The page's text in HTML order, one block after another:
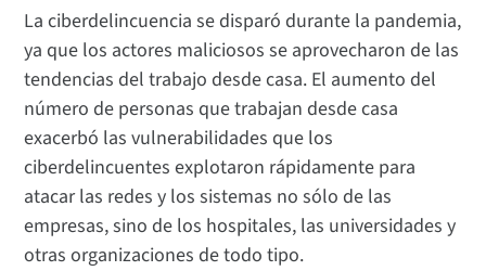
La ciberdelincuencia se disparó durante la pandemia,
ya que los actores maliciosos se aprovecharon de las
tendencias del trabajo desde casa. El aumento del
número de personas que trabajan desde casa
exacerbó las vulnerabilidades que los
ciberdelincuentes explotaron rápidamente para
atacar las redes y los sistemas no sólo de las
empresas, sino de los hospitales, las universidades y
otras organizaciones de todo tipo.